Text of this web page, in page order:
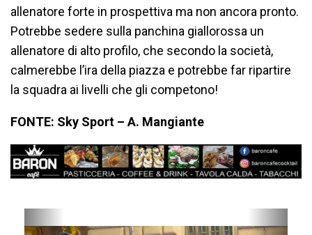
allenatore forte in prospettiva ma non ancora pronto.
Potrebbe sedere sulla panchina giallorossa un
allenatore di alto profilo, che secondo la società,
calmerebbe l’ira della piazza e potrebbe far ripartire
la squadra ai livelli che gli competono!
FONTE: Sky Sport – A. Mangiante